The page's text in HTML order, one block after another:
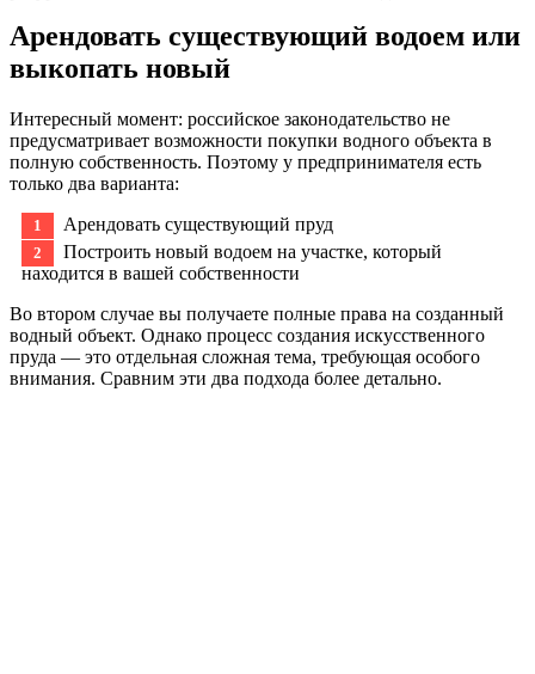
Арендовать существующий водоем или
выкопать новый
Интересный момент: российское законодательство не
предусматривает возможности покупки водного объекта в
полную собственность. Поэтому у предпринимателя есть
только два варианта:
Арендовать существующий пруд
Построить новый водоем на участке, который
находится в вашей собственности
Во втором случае вы получаете полные права на созданный
водный объект. Однако процесс создания искусственного
пруда — это отдельная сложная тема, требующая особого
внимания. Сравним эти два подхода более детально.